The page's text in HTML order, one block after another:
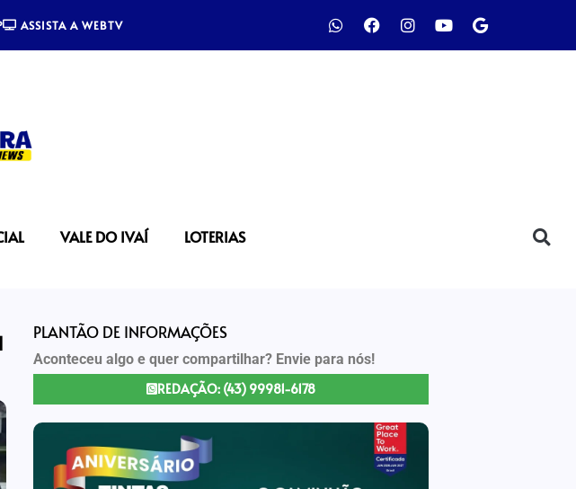
ASSISTA A WEBTV
VALE DO IVAÍ LOTERIAS
PLANTÃO DE INFORMAÇÕES
Aconteceu algo e quer compartilhar? Envie para nós!
REDAÇÃO: (43) 99981-6178